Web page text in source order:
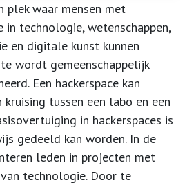
plek waar mensen met
technologie, wetenschappen,
en digitale kunst kunnen
wordt gemeenschappelijk
Een hackerspace kan
tussen een labo en een
in hackerspaces is
gedeeld kan worden. In de
leden in projecten met
technologie. Door te